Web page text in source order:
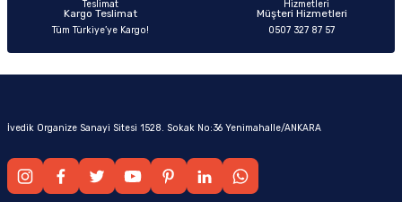
Kargo Teslimat
Tüm Türkiye’ye Kargo!
Müşteri Hizmetleri
0507 327 87 57
İvedik Organize Sanayi Sitesi 1528. Sokak No:36 Yenimahalle/ANKARA